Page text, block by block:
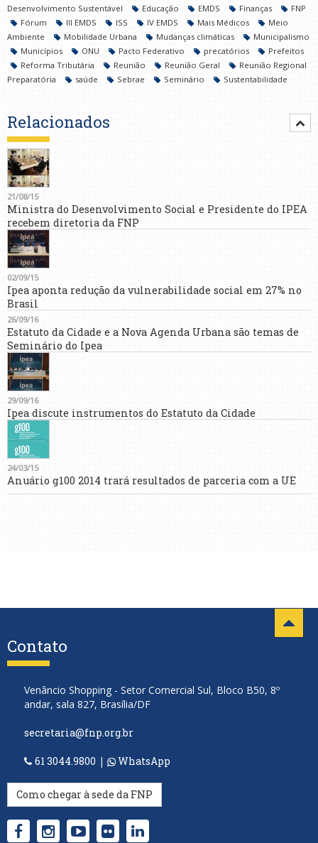
Desenvolvimento Sustentável
Educação EMDS Finanças
FNP
Fórum
III EMDS ISS IV EMDS Mais Médicos
Meio
Ambiente
Mobilidade Urbana Mudanças climáticas
Municipalismo
Municípios
ONU Pacto Federativo precatórios
Prefeitos
Reforma Tributária
Reunião Reunião Geral
Reunião Regional
Preparatória
saúde Sebrae Seminário Sustentabilidade
Relacionados
21/08/15
Ministra do Desenvolvimento Social e Presidente do IPEA
recebem diretoria da FNP
02/09/15
Ipea aponta redução da vulnerabilidade social em 27% no
Brasil
26/09/16
Estatuto da Cidade e a Nova Agenda Urbana são temas de
Seminário do Ipea
29/09/16
Ipea discute instrumentos do Estatuto da Cidade
24/03/15
Anuário g100 2014 trará resultados de parceria com a UE
Contato
Venâncio Shopping - Setor Comercial Sul, Bloco B50, 8º
andar, sala 827, Brasília/DF
secretaria@fnp.org.br
61 3044.9800 | WhatsApp
Como chegar à sede da FNP